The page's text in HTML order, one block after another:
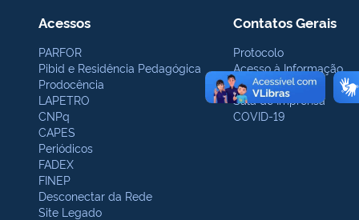
Acessos
PARFOR
Pibid e Residência Pedagógica
Prodocência
LAPETRO
CNPq
CAPES
Periódicos
FADEX
FINEP
Desconectar da Rede
Site Legado
Contatos Gerais
Protocolo
Acesso à Informação
Ouvidoria
Sala de Imprensa
COVID-19